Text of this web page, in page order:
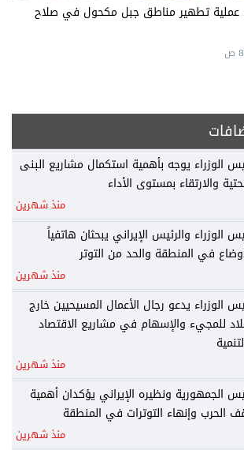
في عملية تطهير مناطق جبل مكحول في صلاح
الوزراء يوجه بأهمية استكمال مشاريع البنى
والارتقاء بمستوى الأداء
منذ شهرين
الوزراء والرئيس الإيراني يبحثان هاتفياً
في المنطقة والحد من التوتر
منذ شهرين
الوزراء يدعو رجال الأعمال المسيحيين خارج
للمجيء والإسهام في مشاريع الاقتصاد
منذ شهرين
الجمهورية ونظيره الإيراني يؤكدان أهمية
الحرب وإنهاء التوترات في المنطقة
منذ شهرين